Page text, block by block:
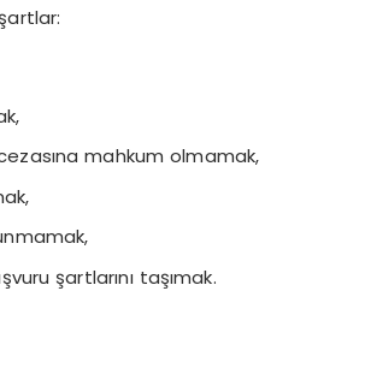
mahkum olmamak,
şartlarını taşımak.